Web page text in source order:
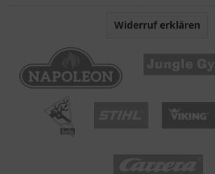
Widerruf erklären